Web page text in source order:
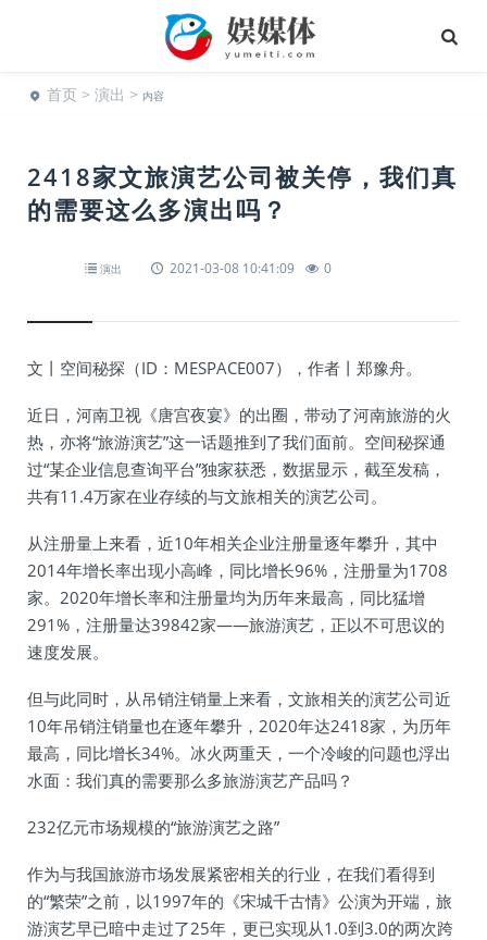
首页 > 演出 > 内容
2418家文旅演艺公司被关停，我们真
的需要这么多演出吗？
演出 2021-03-08 10:41:09 0
文丨空间秘探（ID：MESPACE007），作者丨郑豫舟。
近日，河南卫视《唐宫夜宴》的出圈，带动了河南旅游的火
热，亦将“旅游演艺”这一话题推到了我们面前。空间秘探通
过“某企业信息查询平台”独家获悉，数据显示，截至发稿，
共有11.4万家在业存续的与文旅相关的演艺公司。
从注册量上来看，近10年相关企业注册量逐年攀升，其中
2014年增长率出现小高峰，同比增长96%，注册量为1708
家。2020年增长率和注册量均为历年来最高，同比猛增
291%，注册量达39842家——旅游演艺，正以不可思议的
速度发展。
但与此同时，从吊销注销量上来看，文旅相关的演艺公司近
10年吊销注销量也在逐年攀升，2020年达2418家，为历年
最高，同比增长34%。冰火两重天，一个冷峻的问题也浮出
水面：我们真的需要那么多旅游演艺产品吗？
232亿元市场规模的“旅游演艺之路”
作为与我国旅游市场发展紧密相关的行业，在我们看得到
的“繁荣”之前，以1997年的《宋城千古情》公演为开端，旅
游演艺早已暗中走过了25年，更已实现从1.0到3.0的两次跨